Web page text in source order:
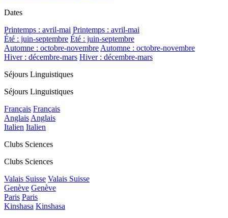
Dates
Printemps : avril-mai Printemps : avril-mai
Été : juin-septembre Été : juin-septembre
Automne : octobre-novembre Automne : octobre-novembre
Hiver : décembre-mars Hiver : décembre-mars
Séjours Linguistiques
Séjours Linguistiques
Français Français
Anglais Anglais
Italien Italien
Clubs Sciences
Clubs Sciences
Valais Suisse Valais Suisse
Genève Genève
Paris Paris
Kinshasa Kinshasa